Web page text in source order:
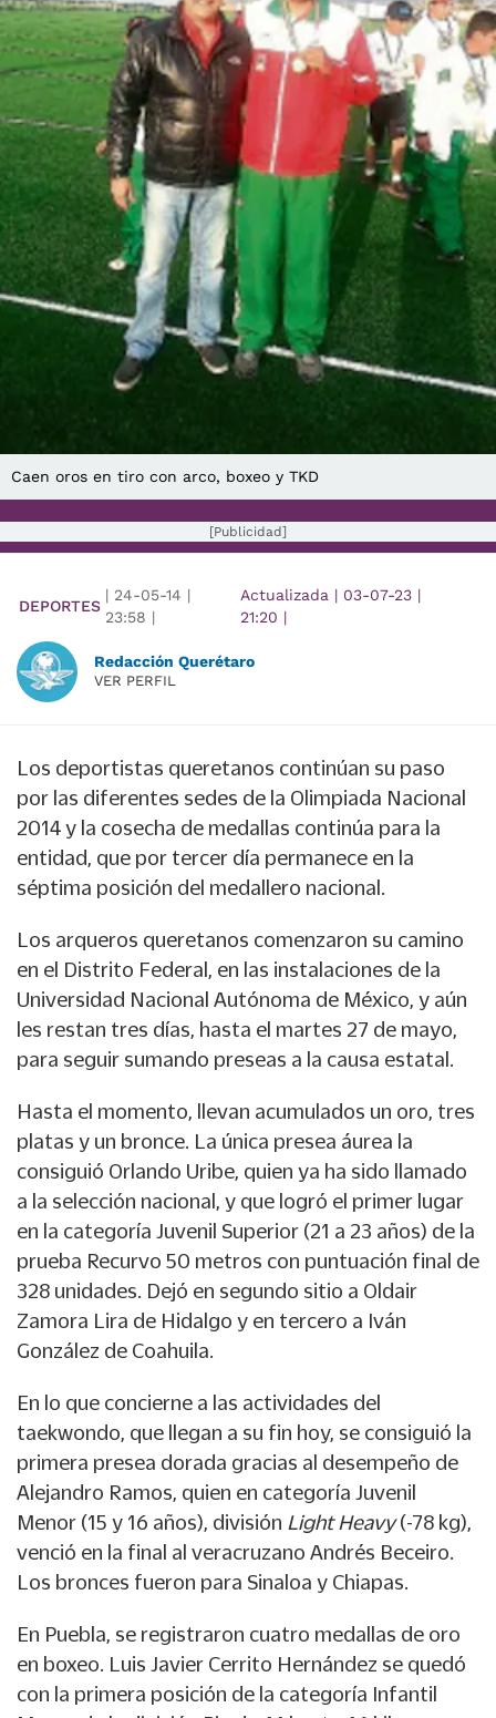
Caen oros en tiro con arco, boxeo y TKD
[Publicidad]
DEPORTES
| 24-05-14 |
23:58 |
Actualizada | 03-07-23 |
21:20 |
Redacción Querétaro
VER PERFIL
Los deportistas queretanos continúan su paso
por las diferentes sedes de la Olimpiada Nacional
2014 y la cosecha de medallas continúa para la
entidad, que por tercer día permanece en la
séptima posición del medallero nacional.
Los arqueros queretanos comenzaron su camino
en el Distrito Federal, en las instalaciones de la
Universidad Nacional Autónoma de México, y aún
les restan tres días, hasta el martes 27 de mayo,
para seguir sumando preseas a la causa estatal.
Hasta el momento, llevan acumulados un oro, tres
platas y un bronce. La única presea áurea la
consiguió Orlando Uribe, quien ya ha sido llamado
a la selección nacional, y que logró el primer lugar
en la categoría Juvenil Superior (21 a 23 años) de la
prueba Recurvo 50 metros con puntuación final de
328 unidades. Dejó en segundo sitio a Oldair
Zamora Lira de Hidalgo y en tercero a Iván
González de Coahuila.
En lo que concierne a las actividades del
taekwondo, que llegan a su fin hoy, se consiguió la
primera presea dorada gracias al desempeño de
Alejandro Ramos, quien en categoría Juvenil
Menor (15 y 16 años), división Light Heavy(-78 kg),
venció en la final al veracruzano Andrés Beceiro.
Los bronces fueron para Sinaloa y Chiapas.
En Puebla, se registraron cuatro medallas de oro
en boxeo. Luis Javier Cerrito Hernández se quedó
con la primera posición de la categoría Infantil